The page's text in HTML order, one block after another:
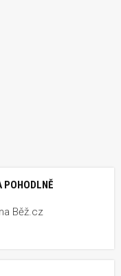
POHODLNĚ
Běž.cz